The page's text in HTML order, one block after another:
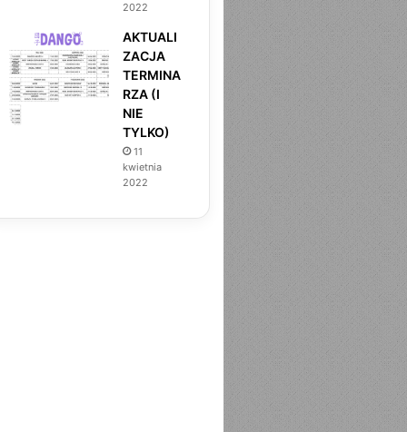
DANGO
27 kwietnia 2026
UNDEAD UNLUCK TOM
2022
AKTUALI
ZACJA
TERMINA
RZA (I
NIE
TYLKO)
11
kwietnia
2022